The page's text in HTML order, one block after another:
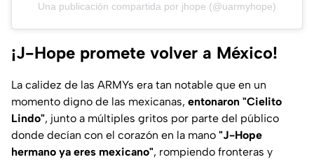
Una publicación compartida por jhope (@uarmyhope)
¡J-Hope promete volver a México!
La calidez de las ARMYs era tan notable que en un
momento digno de las mexicanas, entonaron "Cielito
Lindo", junto a múltiples gritos por parte del público
donde decían con el corazón en la mano "J-Hope
hermano ya eres mexicano", rompiendo fronteras y